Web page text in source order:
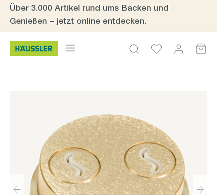
Zum Hauptinhalt springen
Über 3.000 Artikel rund ums Backen und
Genießen – jetzt online entdecken.